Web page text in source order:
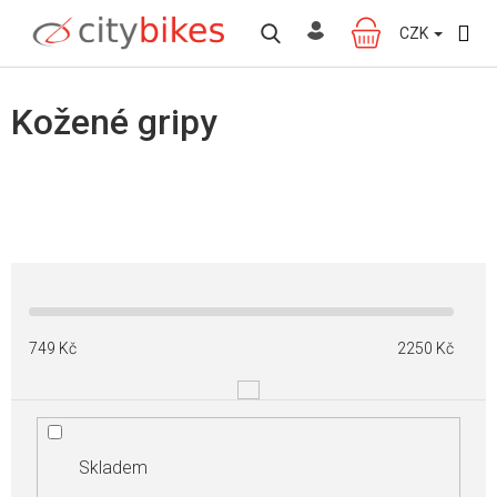
obsah
NÁKUPNÍ
KOŠÍK
CZK
Kožené gripy
749 Kč 2250 Kč
Skladem